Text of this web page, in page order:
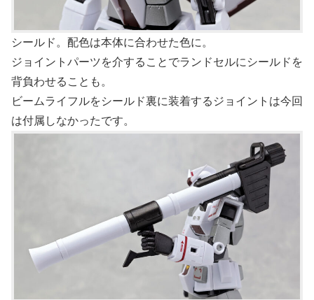
シールド。配色は本体に合わせた色に。
ジョイントパーツを介することでランドセルにシールドを
背負わせることも。
ビームライフルをシールド裏に装着するジョイントは今回
は付属しなかったです。